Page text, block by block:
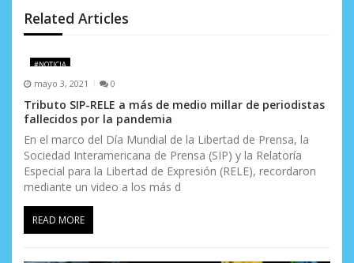
d
e
n
t
r
a
d
Related Articles
#NOTICIA
mayo 3, 2021 0
Tributo SIP-RELE a más de medio millar de periodistas
fallecidos por la pandemia
En el marco del Día Mundial de la Libertad de Prensa, la
Sociedad Interamericana de Prensa (SIP) y la Relatoría
Especial para la Libertad de Expresión (RELE), recordaron
mediante un video a los más d
READ MORE